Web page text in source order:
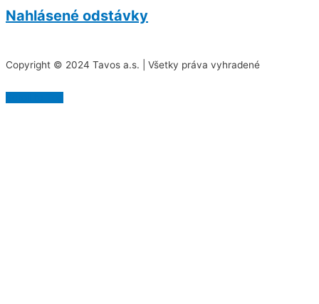
Nahlásené odstávky
Copyright © 2024 Tavos a.s. | Všetky práva vyhradené